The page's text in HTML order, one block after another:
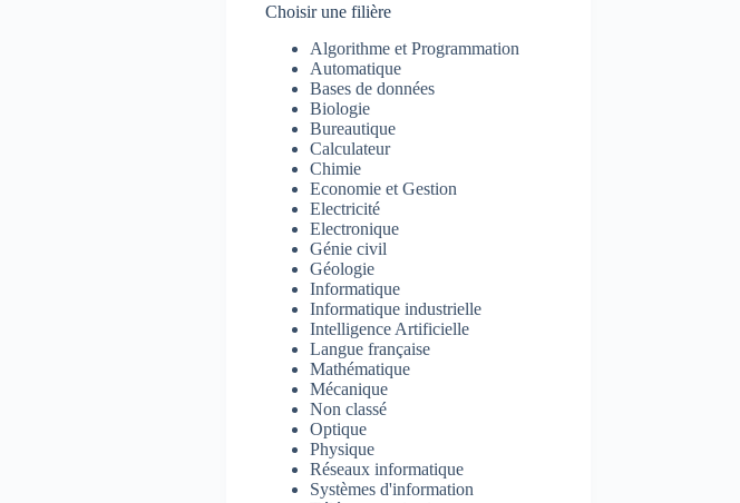
Choisir une filière
Algorithme et Programmation
Automatique
Bases de données
Biologie
Bureautique
Calculateur
Chimie
Economie et Gestion
Electricité
Electronique
Génie civil
Géologie
Informatique
Informatique industrielle
Intelligence Artificielle
Langue française
Mathématique
Mécanique
Non classé
Optique
Physique
Réseaux informatique
Systèmes d'information